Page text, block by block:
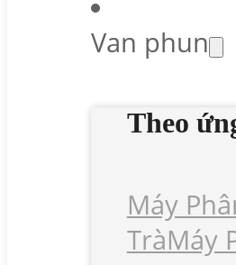
Van phun
Theo
Máy
TràMáy